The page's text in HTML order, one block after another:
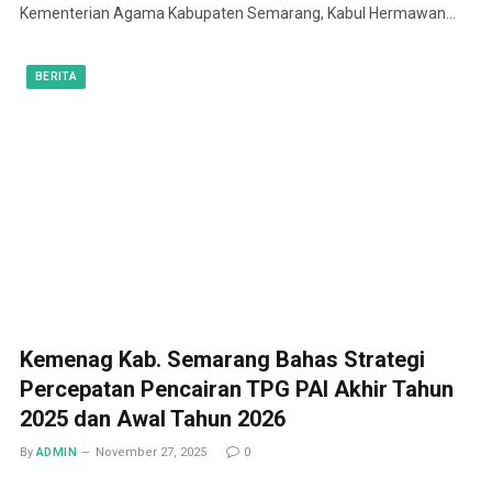
Kementerian Agama Kabupaten Semarang, Kabul Hermawan…
BERITA
Kemenag Kab. Semarang Bahas Strategi
Percepatan Pencairan TPG PAI Akhir Tahun
2025 dan Awal Tahun 2026
By ADMIN November 27, 2025 0